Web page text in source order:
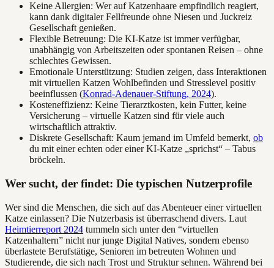
Keine Allergien: Wer auf Katzenhaare empfindlich reagiert,
kann dank digitaler Fellfreunde ohne Niesen und Juckreiz
Gesellschaft genießen.
Flexible Betreuung: Die KI-Katze ist immer verfügbar,
unabhängig von Arbeitszeiten oder spontanen Reisen – ohne
schlechtes Gewissen.
Emotionale Unterstützung: Studien zeigen, dass Interaktionen
mit virtuellen Katzen Wohlbefinden und Stresslevel positiv
beeinflussen (Konrad-Adenauer-Stiftung, 2024).
Kosteneffizienz: Keine Tierarztkosten, kein Futter, keine
Versicherung – virtuelle Katzen sind für viele auch
wirtschaftlich attraktiv.
Diskrete Gesellschaft: Kaum jemand im Umfeld bemerkt, ob
du mit einer echten oder einer KI-Katze „sprichst“ – Tabus
bröckeln.
Wer sucht, der findet: Die typischen Nutzerprofile
Wer sind die Menschen, die sich auf das Abenteuer einer virtuellen
Katze einlassen? Die Nutzerbasis ist überraschend divers. Laut
Heimtierreport 2024 tummeln sich unter den “virtuellen
Katzenhaltern” nicht nur junge Digital Natives, sondern ebenso
überlastete Berufstätige, Senioren im betreuten Wohnen und
Studierende, die sich nach Trost und Struktur sehnen. Während bei